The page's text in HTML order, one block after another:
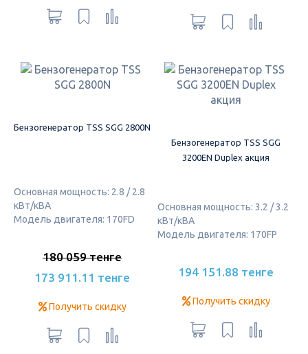
Бензогенератор TSS SGG 2800N
Основная мощность: 2.8 / 2.8
кВт/кВА
Модель двигателя: 170FD
180 059 тенге
173 911.11 тенге
Получить скидку
Бензогенератор TSS SGG
3200EN Duplex акция
Основная мощность: 3.2 / 3.2
кВт/кВА
Модель двигателя: 170FP
194 151.88 тенге
Получить скидку